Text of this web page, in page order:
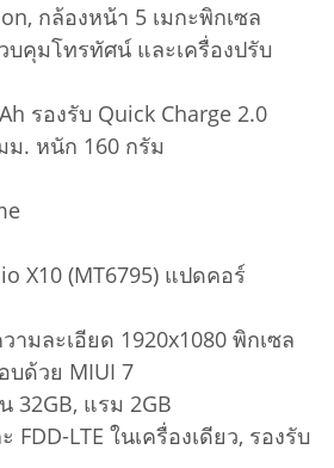
กล้องหน้า 5 เมกะพิกเซล
บคุมโทรทัศน์ และเครื่องปรับ
รองรับ Quick Charge 2.0
ม. หนัก 160 กรัม
X10 (MT6795) แปดคอร์
มละเอียด 1920x1080 พิกเซล
บด้วย MIUI 7
32GB, แรม 2GB
FDD-LTE ในเครื่องเดียว, รองรับ